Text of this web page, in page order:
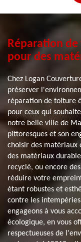
Réparation
pour des
Chez Logan
préserver
réparation de toiture
pour ceux qui
notre belle ville de
pittoresques et son
choisir des matériaux
des matériaux
recyclé, ou encore
réduire votre
étant robustes et
contre les
engageons à vous
écologique, en vous
respectueuses de